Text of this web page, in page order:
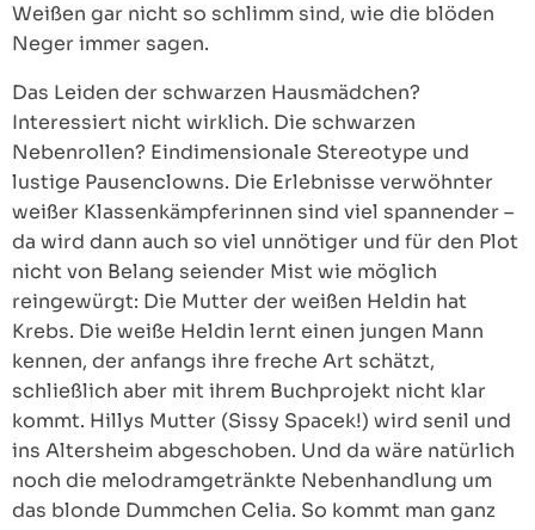
Weißen gar nicht so schlimm sind, wie die blöden
Neger immer sagen.
Das Leiden der schwarzen Hausmädchen?
Interessiert nicht wirklich. Die schwarzen
Nebenrollen? Eindimensionale Stereotype und
lustige Pausenclowns. Die Erlebnisse verwöhnter
weißer Klassenkämpferinnen sind viel spannender –
da wird dann auch so viel unnötiger und für den Plot
nicht von Belang seiender Mist wie möglich
reingewürgt: Die Mutter der weißen Heldin hat
Krebs. Die weiße Heldin lernt einen jungen Mann
kennen, der anfangs ihre freche Art schätzt,
schließlich aber mit ihrem Buchprojekt nicht klar
kommt. Hillys Mutter (Sissy Spacek!) wird senil und
ins Altersheim abgeschoben. Und da wäre natürlich
noch die melodramgetränkte Nebenhandlung um
das blonde Dummchen Celia. So kommt man ganz